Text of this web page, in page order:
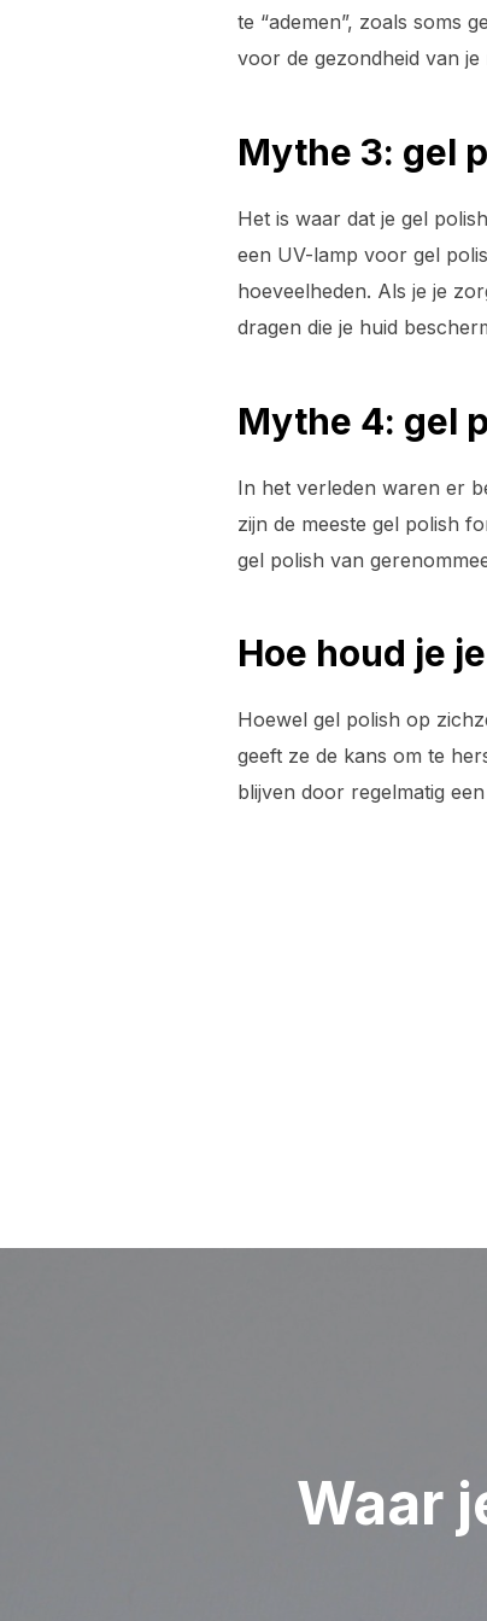
te “ademen”, zoals soms
voor de gezondheid van je
Mythe 3: gel
Het is waar dat je gel
een UV-lamp voor gel
hoeveelheden. Als je je
dragen die je huid
Mythe 4: gel
In het verleden waren er
zijn de meeste gel polish
gel polish van
Hoe houd je
Hoewel gel polish op
geeft ze de kans om te
blijven door regelmatig
Waar